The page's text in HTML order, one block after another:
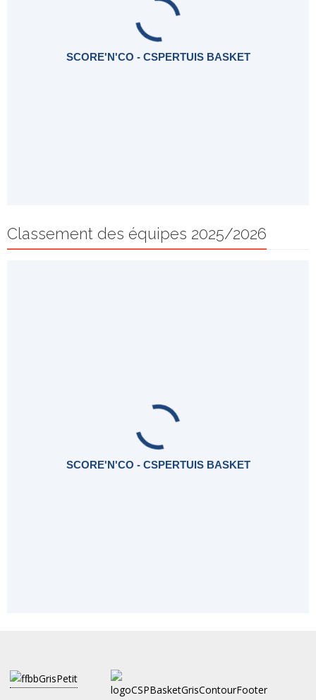
SCORE'N'CO - CSPERTUIS BASKET
Classement des équipes 2025/2026
SCORE'N'CO - CSPERTUIS BASKET